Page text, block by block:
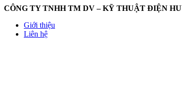
CÔNG TY TNHH TM DV – KỸ THUẬT ĐIỆN
Giới thiệu
Liên hệ